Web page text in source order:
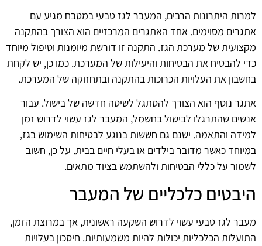
למרות היתרונות הרבים, המעבר לגז טבעי במטבח מגיע עם
אתגרים מסוימים. אחד האתגרים המרכזיים הוא הצורך בהתקנה
מקצועית של מערכת הגז. התקנה זו דורשת מיומנות וטיפול מיוחד
כדי להבטיח את הבטיחות והיעילות של המערכת. כמו כן, יש לקחת
בחשבון את העלויות הכרוכות בהתקנה ובתחזוקה של המערכת.
אתגר נוסף הוא הצורך להסתגל לשיטה חדשה של בישול. עבור
אנשים שהתרגלו לבישול בחשמל, המעבר לגז עשוי לדרוש זמן
למידה והתאמה. ישנם גם חששות בנוגע לבטיחות השימוש בגז,
במיוחד כאשר מדובר בילדים או בעלי חיים בבית. על כן, חשוב
לשמור על כללי הבטיחות ולהשתמש בציוד מתאים.
היבטים כלכליים של המעבר
מעבר לגז טבעי עשוי לדרוש השקעה ראשונית, אך במרוצת הזמן,
התועלות הכלכליות יכולות להיות משמעותיות. חיסכון בעלויות